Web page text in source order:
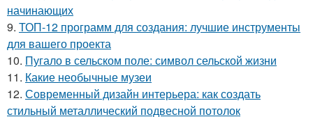
начинающих
9. ТОП-12 программ для создания: лучшие инструменты
для вашего проекта
10. Пугало в сельском поле: символ сельской жизни
11. Какие необычные музеи
12. Современный дизайн интерьера: как создать
стильный металлический подвесной потолок